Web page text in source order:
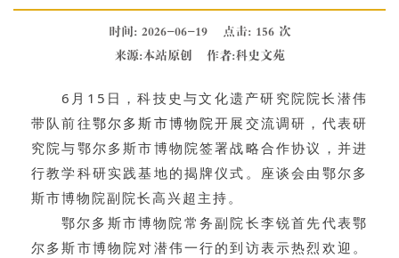
时间: 2026-06-19 点击: 156 次
来源:本站原创
作者:科史文苑
6月15日，科技史与文化遗产研究院院长 潜伟
带队前往鄂尔多斯市博物院开展交流调研，代表研
究院与鄂尔多斯市博物院签署战略合作协议，并进
行教学科研实践基地的揭牌仪式。座谈会由鄂尔多
斯市博物院副院长高兴超 主持。
鄂尔多斯市博物院常务副院长李锐首先代表鄂
尔多斯市博物院对潜伟一行的到访表示热烈欢迎。